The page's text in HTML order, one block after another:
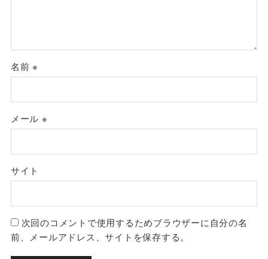
名前※
メール ※
サイト
次回のコメントで使用するためブラウザーに自分の名
前、メールアドレス、サイトを保存する。